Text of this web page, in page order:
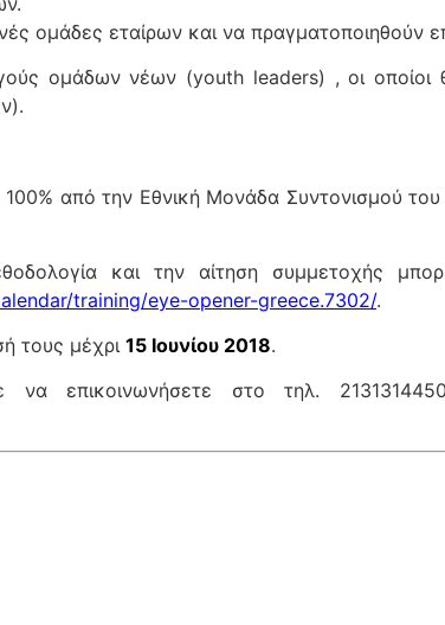
ομάδες εταίρων και να πραγματοποιηθούν
ομάδων νέων (youth leaders) , οι οποίοι
από την Εθνική Μονάδα Συντονισμού
και την αίτηση συμμετοχής
training/eye-opener-greece.7302/.
τους μέχρι 15 Ιουνίου 2018.
να επικοινωνήσετε στο τηλ.